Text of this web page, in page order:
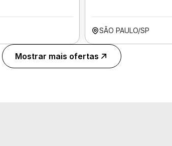
SÃO PAULO/SP
Mostrar mais ofertas